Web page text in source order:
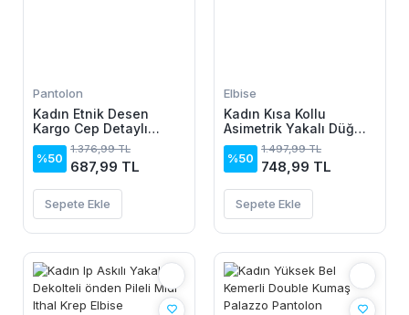
Pantolon
Kadın Etnik Desen
Kargo Cep Detaylı
Süprem Pantolon
%50
1.376,99 TL
687,99 TL
Sepete Ekle
Elbise
Kadın Kısa Kollu
Asimetrik Yakalı Düğme
Detaylı Midi Viskon
Elbise
%50
1.497,99 TL
748,99 TL
Sepete Ekle